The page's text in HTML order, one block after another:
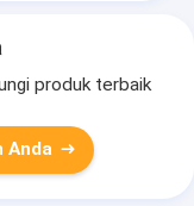
produk terbaik
Anda